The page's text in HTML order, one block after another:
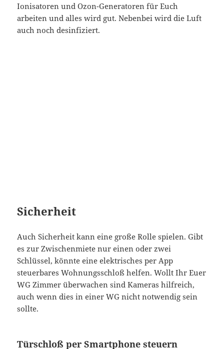
Ionisatoren und Ozon-Generatoren für Euch
arbeiten und alles wird gut. Nebenbei wird die Luft
auch noch desinfiziert.
Sicherheit
Auch Sicherheit kann eine große Rolle spielen. Gibt
es zur Zwischenmiete nur einen oder zwei
Schlüssel, könnte eine elektrisches per App
steuerbares Wohnungsschloß helfen. Wollt Ihr Euer
WG Zimmer überwachen sind Kameras hilfreich,
auch wenn dies in einer WG nicht notwendig sein
sollte.
Türschloß per Smartphone steuern